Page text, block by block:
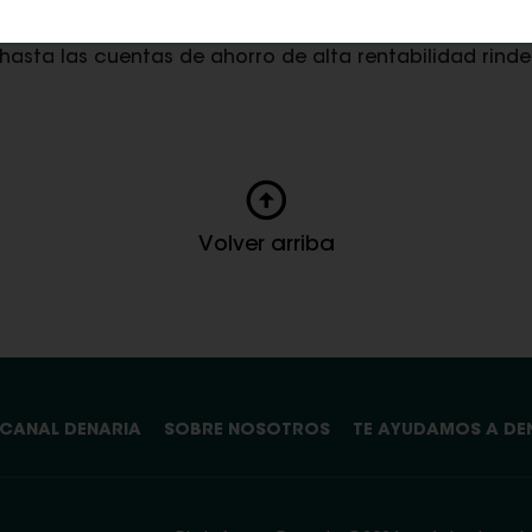
las cuentas de ahorro de alta rentabilidad
Volver arriba
CANAL DENARIA SOBRE NOSOTROS TE AYUDAMOS A